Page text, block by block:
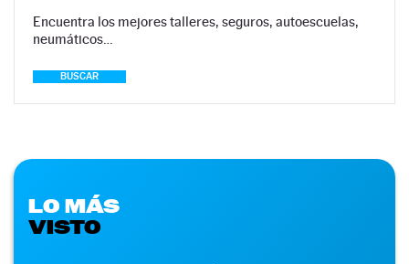
Encuentra los mejores talleres, seguros, autoescuelas,
neumáticos…
BUSCAR
LO MÁS
VISTO